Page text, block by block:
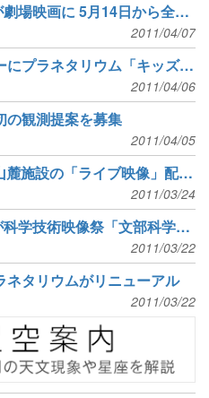
「HAYABUSA」が劇場映画に 5月14日から全国で公開
2011/04/07
奈良市教育センターにプラネタリウム「キッズドームシアター」がオープン
2011/04/06
の観測提案を募集
2011/04/05
ALMA山頂施設と山麓施設の「ライブ映像」配信開始
2011/03/24
「HAYABUSA」が科学技術映像祭「文部科学大臣賞」受賞
2011/03/22
ネタリウムがリニューアル
2011/03/22